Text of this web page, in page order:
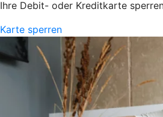
Ihre Debit- oder Kreditkarte
Karte sperren